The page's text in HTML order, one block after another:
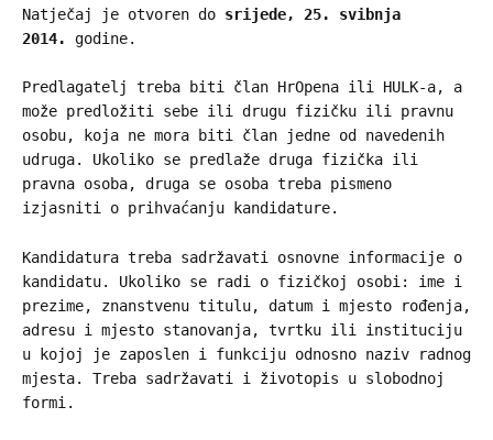
Natječaj je otvoren do srijede, 25. svibnja
2014.
godine.
Predlagatelj treba biti član HrOpena ili HULK-a, a
može predložiti sebe ili drugu fizičku ili pravnu
osobu, koja ne mora biti član jedne od navedenih
udruga. Ukoliko se predlaže druga fizička ili
pravna osoba, druga se osoba treba pismeno
izjasniti o prihvaćanju kandidature.
Kandidatura treba sadržavati osnovne informacije o
kandidatu. Ukoliko se radi o fizičkoj osobi: ime i
prezime, znanstvenu titulu, datum i mjesto rođenja,
adresu i mjesto stanovanja, tvrtku ili instituciju
u kojoj je zaposlen i funkciju odnosno naziv radnog
mjesta. Treba sadržavati i životopis u slobodnoj
formi.